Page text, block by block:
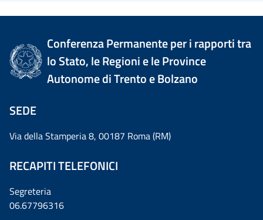
Conferenza Permanente per i rapporti tra
lo Stato, le Regioni e le Province
Autonome di Trento e Bolzano
SEDE
Via della Stamperia 8, 00187 Roma (RM)
RECAPITI TELEFONICI
Segreteria
06.67796316